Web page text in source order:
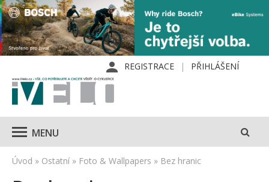
REGISTRACE PŘIHLÁŠENÍ
MENU
Úvod » Ostatní » Foto & Wallpapers » Bez hranic